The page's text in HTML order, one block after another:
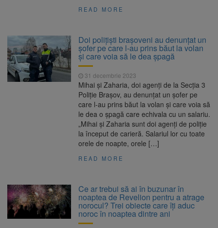
READ MORE
Doi polițiști brașoveni au denunțat un
șofer pe care l-au prins băut la volan
și care voia să le dea șpagă
31 decembrie 2023
Mihai și Zaharia, doi agenți de la Secția 3
Poliție Brașov, au denunțat un șofer pe
care l-au prins băut la volan și care voia să
le dea o șpagă care echivala cu un salariu.
„Mihai și Zaharia sunt doi agenți de poliție
la început de carieră. Salariul lor cu toate
orele de noapte, orele […]
READ MORE
Ce ar trebui să ai în buzunar în
noaptea de Revelion pentru a atrage
norocul? Trei obiecte care îți aduc
noroc în noaptea dintre ani